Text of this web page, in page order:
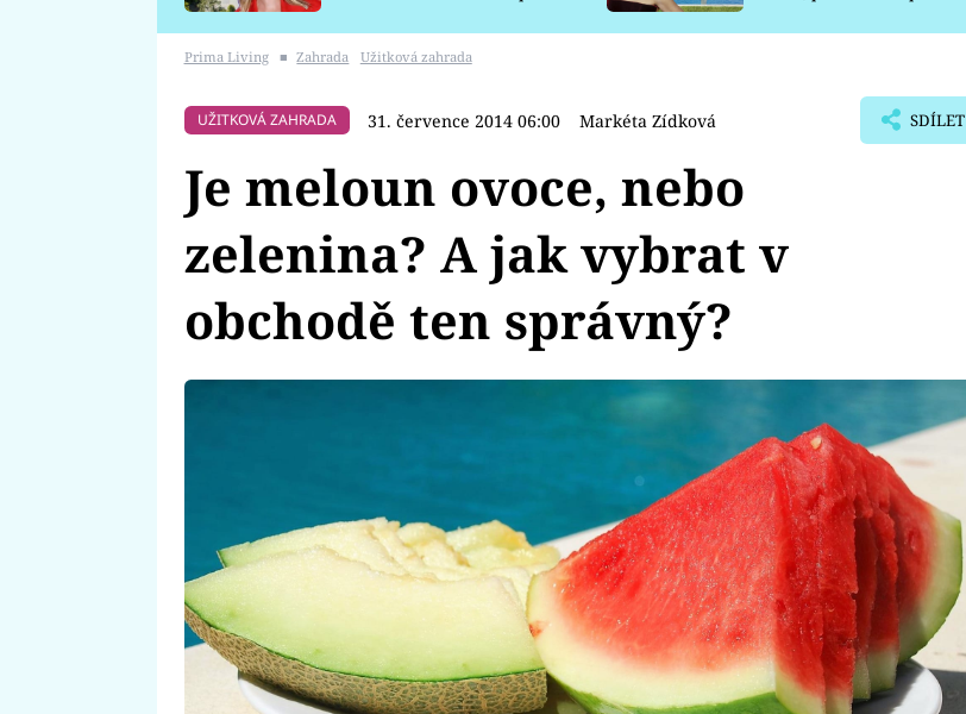
Prima Living ■ Zahrada Užitková zahrada
UŽITKOVÁ ZAHRADA 31. července 2014 06:00 Markéta Zídková SDÍLET
Je meloun ovoce, nebo
zelenina? A jak vybrat v
obchodě ten správný?